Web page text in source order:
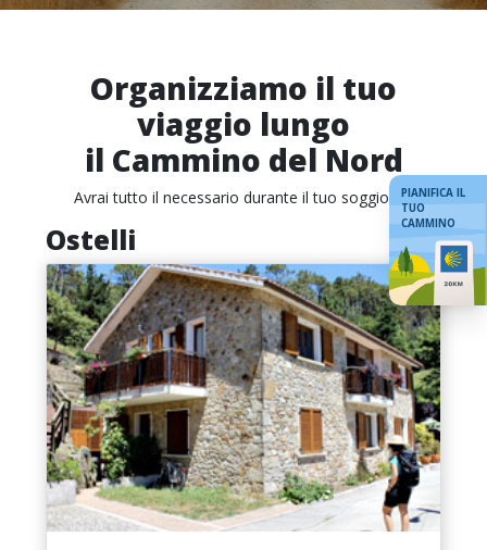
PIANIFICA IL
TUO
CAMMINO
Organizziamo il tuo
viaggio lungo
il Cammino del Nord
Avrai tutto il necessario durante il tuo soggiorno
Ostelli